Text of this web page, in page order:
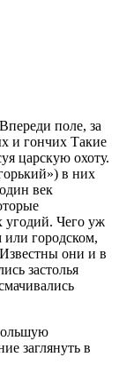
поле, за
и гончих Такие
царскую охоту.
в них
век
угодий. Чего уж
городском,
они и в
засто­лья
заглянуть в